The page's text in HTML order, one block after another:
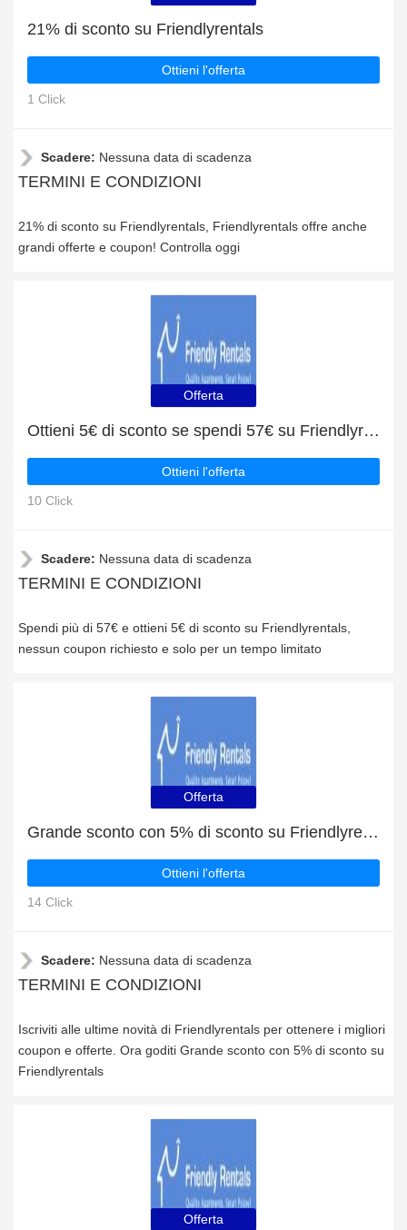
21% di sconto su Friendlyrentals
Ottieni l'offerta
1 Click
Scadere: Nessuna data di scadenza
TERMINI E CONDIZIONI
21% di sconto su Friendlyrentals, Friendlyrentals offre anche
grandi offerte e coupon! Controlla oggi
Offerta
Ottieni 5€ di sconto se spendi 57€ su Friendlyrentals
Ottieni l'offerta
10 Click
Scadere: Nessuna data di scadenza
TERMINI E CONDIZIONI
Spendi più di 57€ e ottieni 5€ di sconto su Friendlyrentals,
nessun coupon richiesto e solo per un tempo limitato
Offerta
Grande sconto con 5% di sconto su Friendlyrentals
Ottieni l'offerta
14 Click
Scadere: Nessuna data di scadenza
TERMINI E CONDIZIONI
Iscriviti alle ultime novità di Friendlyrentals per ottenere i migliori
coupon e offerte. Ora goditi Grande sconto con 5% di sconto su
Friendlyrentals
Offerta